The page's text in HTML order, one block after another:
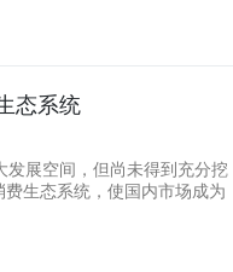
态系统
展空间，但尚未得到充分挖
生态系统，使国内市场成为